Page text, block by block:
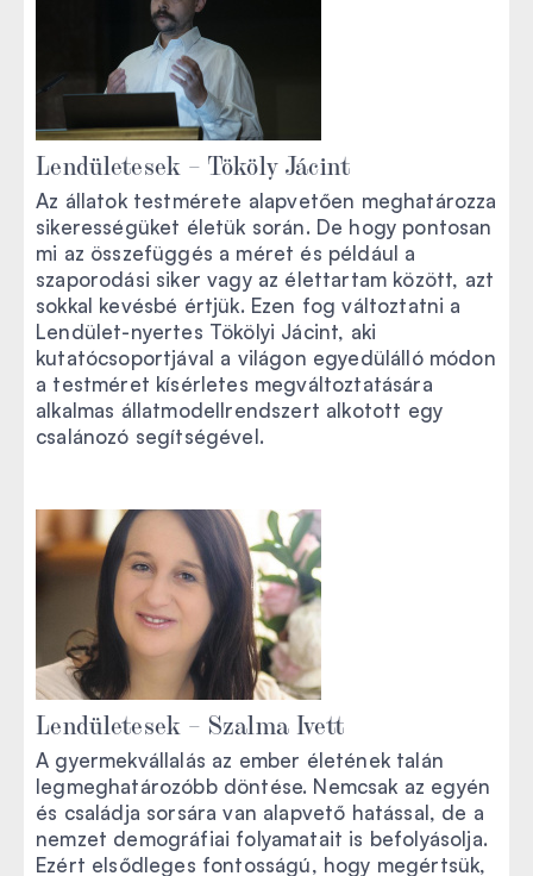
Lendületesek – Tököly Jácint
Az állatok testmérete alapvetően meghatározza
sikerességüket életük során. De hogy pontosan
mi az összefüggés a méret és például a
szaporodási siker vagy az élettartam között, azt
sokkal kevésbé értjük. Ezen fog változtatni a
Lendület-nyertes Tökölyi Jácint, aki
kutatócsoportjával a világon egyedülálló módon
a testméret kísérletes megváltoztatására
alkalmas állatmodellrendszert alkotott egy
csalánozó segítségével.
Lendületesek – Szalma Ivett
A gyermekvállalás az ember életének talán
legmeghatározóbb döntése. Nemcsak az egyén
és családja sorsára van alapvető hatással, de a
nemzet demográfiai folyamatait is befolyásolja.
Ezért elsődleges fontosságú, hogy megértsük,